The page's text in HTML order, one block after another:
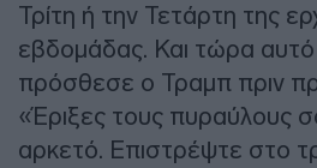
Τρίτη ή την Τετάρτη της
εβδομάδας. Και τώρα αυτό
πρόσθεσε ο Τραμπ πριν
«Έριξες τους πυραύλους
αρκετό. Επιστρέψτε στο